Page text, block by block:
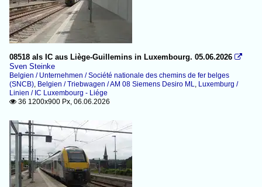
08518 als IC aus Liège-Guillemins in Luxembourg. 05.06.2026 
Sven Steinke
Belgien / Unternehmen / Société nationale des chemins de fer belges
(SNCB), Belgien / Triebwagen / AM 08 Siemens Desiro ML, Luxemburg /
Linien / IC Luxembourg - Liége
 36 1200x900 Px, 06.06.2026